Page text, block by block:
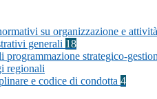
su organizzazione e attività
generali 18
programmazione strategico-
regionali
e codice di condotta 4